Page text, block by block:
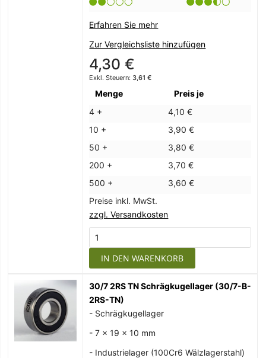
Erfahren Sie mehr
Zur Vergleichsliste hinzufügen
4,30 €
3,61 €
Menge
Preis je
4 +
4,10 €
10 +
3,90 €
50 +
3,80 €
200 +
3,70 €
500 +
3,60 €
Preise inkl. MwSt.
zzgl. Versandkosten
IN DEN WARENKORB
30/7 2RS TN Schrägkugellager (30/7-B-
2RS-TN)
- Schrägkugellager
- 7 x 19 x 10 mm
- Industrielager (100Cr6 Wälzlagerstahl)